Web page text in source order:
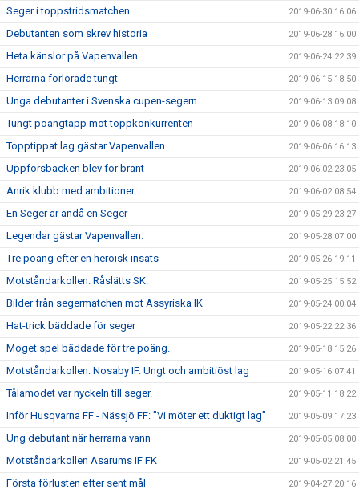
Seger i toppstridsmatchen 2019-06-30 16:06
Debutanten som skrev historia 2019-06-28 16:00
Heta känslor på Vapenvallen 2019-06-24 22:39
Herrarna förlorade tungt 2019-06-15 18:50
Unga debutanter i Svenska cupen-segern 2019-06-13 09:08
Tungt poängtapp mot toppkonkurrenten 2019-06-08 18:10
Topptippat lag gästar Vapenvallen 2019-06-06 16:13
Uppförsbacken blev för brant 2019-06-02 23:05
Anrik klubb med ambitioner 2019-06-02 08:54
En Seger är ändå en Seger 2019-05-29 23:27
Legendar gästar Vapenvallen. 2019-05-28 07:00
Tre poäng efter en heroisk insats 2019-05-26 19:11
Motståndarkollen. Råslätts SK. 2019-05-25 15:52
Bilder från segermatchen mot Assyriska IK 2019-05-24 00:04
Hat-trick bäddade för seger 2019-05-22 22:36
Moget spel bäddade för tre poäng. 2019-05-18 15:26
Motståndarkollen: Nosaby IF. Ungt och ambitiöst lag 2019-05-16 07:41
Tålamodet var nyckeln till seger. 2019-05-11 18:22
Inför Husqvarna FF - Nässjö FF: ”Vi möter ett duktigt lag” 2019-05-09 17:23
Ung debutant när herrarna vann 2019-05-05 08:00
Motståndarkollen Asarums IF FK 2019-05-02 21:45
Första förlusten efter sent mål 2019-04-27 20:16